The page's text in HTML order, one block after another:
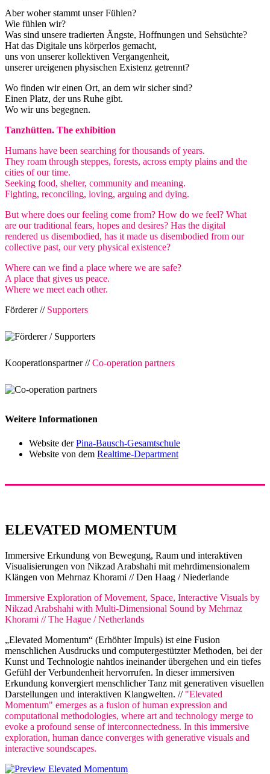
Aber woher stammt unser Fühlen?
Wie fühlen wir?
Was sind unsere tradierten Ängste, Hoffnungen und Sehsüchte?
Hat das Digitale uns körperlos gemacht,
uns von unserer kollektiven Vergangenheit,
unserer ureigenen physischen Existenz getrennt?
Wo finden wir einen Ort, an dem wir sicher sind?
Einen Platz, der uns Ruhe gibt.
Wo wir uns begegnen.
Tanzhütten. The exhibition
Humans have been searching for thousands of years.
They roam through steppes, forests, across empty plains and the
cities of our time.
Seeking food, shelter, community and meaning.
Fighting, reconciling, loving, arguing and dying.
But where does our feeling come from? How do we feel? What
are our traditional fears, hopes and desires? Has the digital
rendered us disembodied, has it made us disembodied from our
collective past, our very physical existence?
Where can we find a place where we are safe?
A place that gives us peace.
Where we meet each other.
Förderer // Supporters
Kooperationspartner //Co-operation partners
Weitere Informationen
Website derPina-Bausch-Gesamtschule
Website von dem Realtime-Department
ELEVATED MOMENTUM
Immersive Erkundung von Bewegung, Raum und interaktiven
Visualisierungen von Nikzad Arabshahi mit mehrdimensionalem
Klängen von Mehrnaz Khorami // Den Haag / Niederlande
Immersive Exploration of Movement, Space, Interactive Visuals by
Nikzad Arabshahi with Multi-Dimensional Sound by Mehrnaz
Khorami // The Hague / Netherlands
„Elevated Momentum“ (Erhöhter Impuls) ist eine Fusion
menschlichen Ausdrucks und computergestützter Methoden, bei der
Kunst und Technologie nahtlos ineinander übergehen und ein tiefes
Gefühl der Verbundenheit hervorrufen. In dieser immersiven
Erkundung konvergiert menschlicher Tanz mit generativen visuellen
Darstellungen und interaktiven Klangwelten. // "Elevated
Momentum" emerges as a fusion of human expression and
computational methodologies, where art and technology merge to
evoke a profound sense of interconnectedness. In this immersive
exploration, human dance converges with generative visuals and
interactive soundscapes.